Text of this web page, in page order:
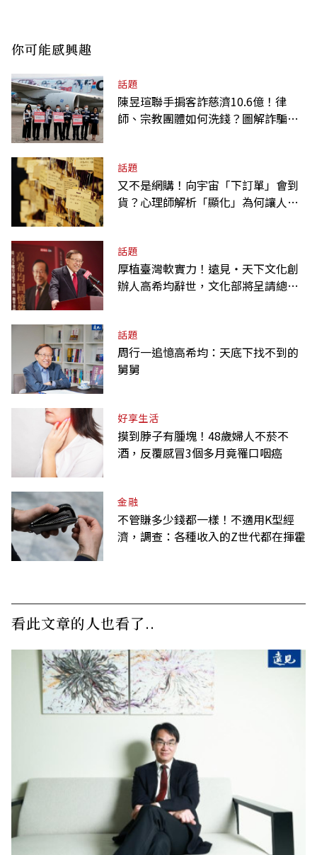
你可能感興趣
話題
陳昱瑄聯手掮客詐慈濟10.6億！律
師、宗教團體如何洗錢？圖解詐騙關
話題
又不是網購！向宇宙「下訂單」會到
貨？心理師解析「顯化」為何讓人無
話題
厚植臺灣軟實力！遠見‧天下文化創
辦人高希均辭世，文化部將呈請總統
話題
周行一追憶高希均：天底下找不到的
舅舅
好享生活
摸到脖子有腫塊！48歲婦人不菸不
酒，反覆感冒3個多月竟罹口咽癌
金融
不管賺多少錢都一樣！不適用K型經
濟，調查：各種收入的Z世代都在揮霍
看此文章的人也看了..